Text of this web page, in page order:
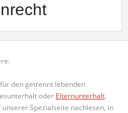
den getrennt lebenden
oder Elternunterhalt.
Spezialseite nachlesen, in